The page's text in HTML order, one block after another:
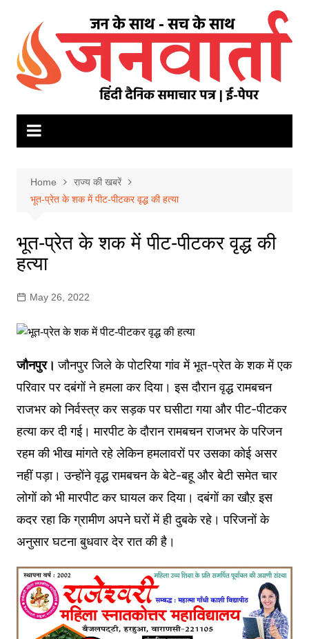
content
Home
राज्य की खबरें
भूत-प्रेत के शक में पीट-पीटकर वृद्ध की हत्या
भूत-प्रेत के शक में पीट-पीटकर वृद्ध की
हत्या
May 26, 2022
जौनपुर।जौनपुर जिले के पोटरिया गांव में भूत-प्रेत के शक में एक
परिवार पर दबंगों ने हमला कर दिया। इस दौरान वृद्ध रामबचन
राजभर को निर्वस्त्र कर सड़क पर घसीटा गया और पीट-पीटकर
हत्या कर दी गई। मारपीट के दौरान रामबचन राजभर के परिजन
रहम की भीख मांगते रहे लेकिन हमलावरों पर उसका कोई असर
नहीं पड़ा। उन्होंने वृद्ध रामबचन के बेटे-बहू और बेटी समेत चार
लोगों को भी मारपीट कर घायल कर दिया। दबंगों का खौऱ इस
कदर रहा कि ग्रामीण अपने घरों में ही दुबके रहे। परिजनों के
अनुसार घटना बुधवार देर रात की है।